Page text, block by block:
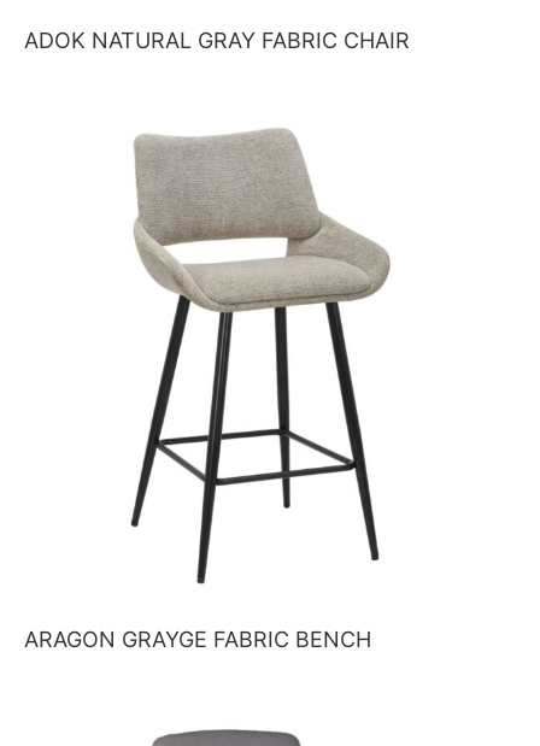
ADOK NATURAL GRAY FABRIC CHAIR
ARAGON GRAYGE FABRIC BENCH